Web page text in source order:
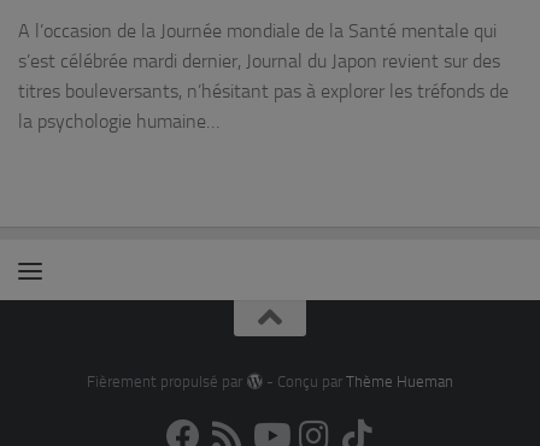
A l’occasion de la Journée mondiale de la Santé mentale qui
s’est célébrée mardi dernier, Journal du Japon revient sur des
titres bouleversants, n’hésitant pas à explorer les tréfonds de
la psychologie humaine…
Fièrement propulsé par - Conçu par Thème Hueman